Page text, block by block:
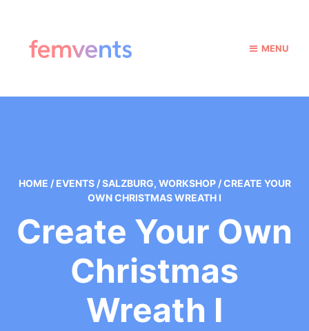
MENU
HOME / EVENTS / SALZBURG, WORKSHOP / CREATE YOUR
OWN CHRISTMAS WREATH I
Create Your Own
Christmas
Wreath I